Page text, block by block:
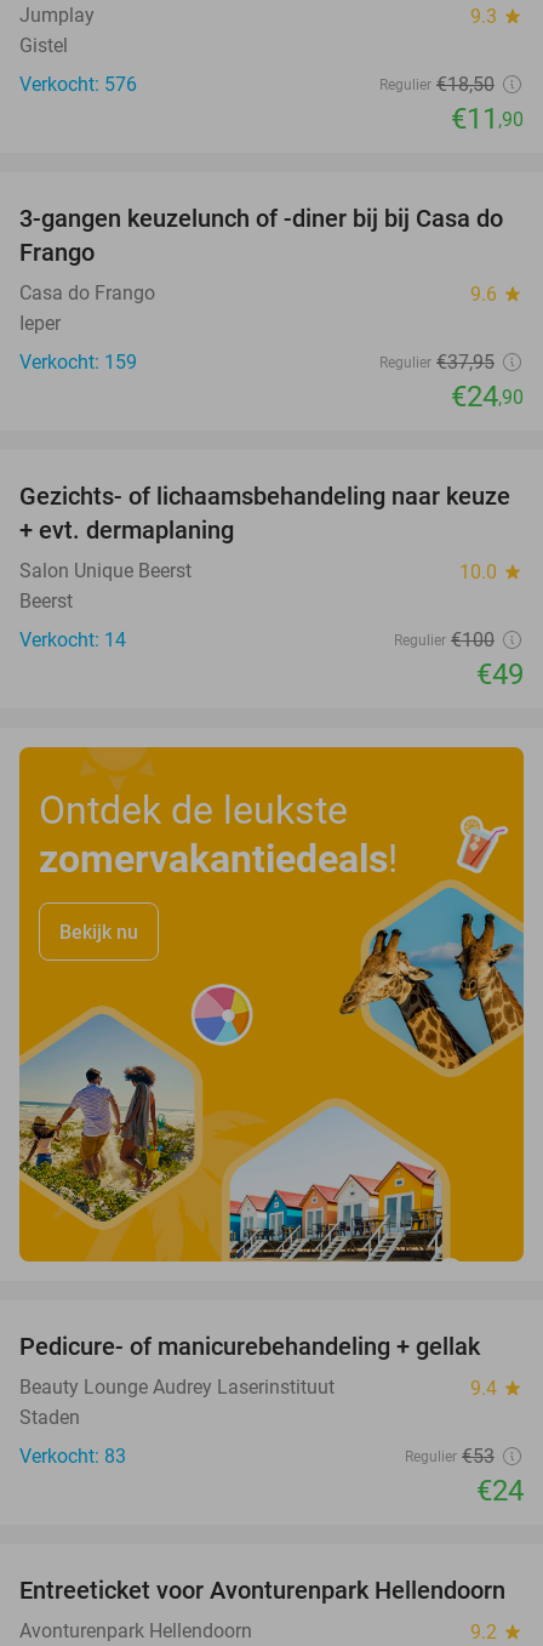
Jumplay 9.3 star
Gistel
Verkocht: 576
Regulier €18,50
€11 ,90
34%
3-gangen keuzelunch of -diner bij bij Casa do
Frango
Casa do Frango 9.6 star
Ieper
Verkocht: 159
Regulier €37,95
€24,90
51%
Gezichts- of lichaamsbehandeling naar keuze
+ evt. dermaplaning
Salon Unique Beerst 10.0 star
Beerst
Verkocht: 14
Regulier €100
€49
Ontdek de leukste
zomervakantiedeals!
Bekijk nu
55%
Pedicure- of manicurebehandeling + gellak
Beauty Lounge Audrey Laserinstituut 9.4 star
Staden
Verkocht: 83
Regulier €53
€24
41%
Entreeticket voor Avonturenpark Hellendoorn
Avonturenpark Hellendoorn 9.2 star